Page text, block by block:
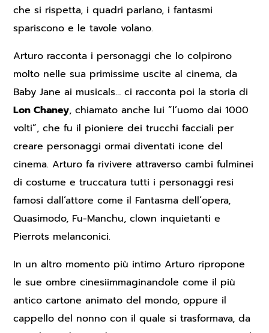
che si rispetta, i quadri parlano, i fantasmi
spariscono e le tavole volano.
Arturo racconta i personaggi che lo colpirono
molto nelle sua primissime uscite al cinema, da
Baby Jane ai musicals… ci racconta poi la storia di
Lon Chaney, chiamato anche lui “l’uomo dai 1000
volti”, che fu il pioniere dei trucchi facciali per
creare personaggi ormai diventati icone del
cinema. Arturo fa rivivere attraverso cambi fulminei
di costume e truccatura tutti i personaggi resi
famosi dall’attore come il Fantasma dell’opera,
Quasimodo, Fu-Manchu, clown inquietanti e
Pierrots melanconici.
In un altro momento più intimo Arturo ripropone
le sue ombre cinesiimmaginandole come il più
antico cartone animato del mondo, oppure il
cappello del nonno con il quale si trasformava, da